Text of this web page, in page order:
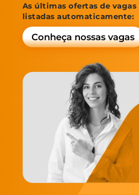
As últimas ofertas de vagas
listadas automaticamente:
Conheça nossas vagas